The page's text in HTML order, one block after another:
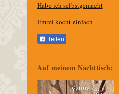
Habe ich selbstgemacht
Emmi kocht einfach
Teilen
Auf meinem Nachttisch: